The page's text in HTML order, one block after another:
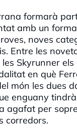
formarà
amb un
noves
Entre les
Skyrunner els
en què
món les dues
enguany
agafat per
corredors.